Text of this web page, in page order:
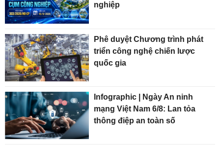
nghiệp
Phê duyệt Chương trình phát
triển công nghệ chiến lược
quốc gia
Infographic | Ngày An ninh
mạng Việt Nam 6/8: Lan tỏa
thông điệp an toàn số